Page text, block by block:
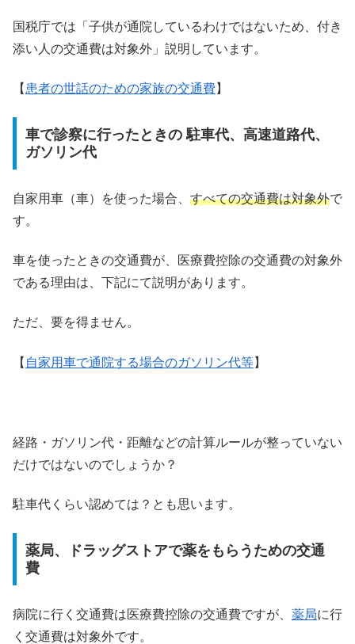
国税庁では「子供が通院しているわけではないため、付き
添い人の交通費は対象外」説明しています。
【 患者の世話のための家族の交通費】
車で診察に行ったときの 駐車代、高速道路代、
ガソリン代
自家用車（車）を使った場合、 すべての交通費は対象外で
す。
車を使ったときの交通費が、医療費控除の交通費の対象外
である理由は、下記にて説明があります。
ただ、要を得ません。
【 自家用車で通院する場合のガソリン代等】
経路・ガソリン代・距離などの計算ルールが整っていない
だけではないのでしょうか？
駐車代くらい認めては？とも思います。
薬局、ドラッグストアで薬をもらうための交通
費
病院に行く交通費は医療費控除の交通費ですが、 薬局に行
く交通費は対象外です。